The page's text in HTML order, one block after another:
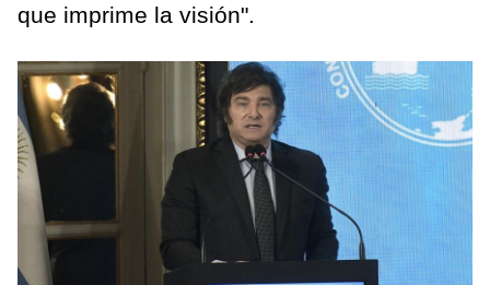
que imprime la visión".